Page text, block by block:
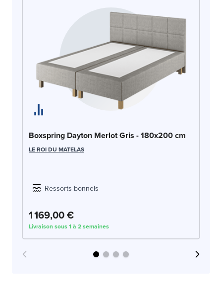
Boxspring Dayton Merlot Gris - 180x200 cm
LE ROI DU MATELAS
Ressorts bonnels
1 169,00 €
Livraison sous 1 à 2 semaines